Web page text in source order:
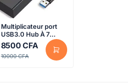
Multiplicateur port
USB3.0 Hub À 7
Ports Pour
Ordinateurs Et
Autres Périphériques
10000CFA
8500CFA